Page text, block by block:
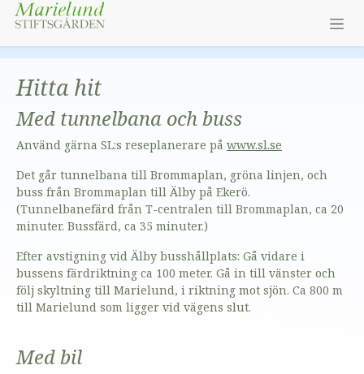
Hoppa till innehåll
Hitta hit
Med tunnelbana och buss
Använd gärna SL:s reseplanerare på www.sl.se
Det går tunnelbana till Brommaplan, gröna linjen, och
buss från Brommaplan till Älby på Ekerö.
(Tunnelbanefärd från T-centralen till Brommaplan, ca 20
minuter. Bussfärd, ca 35 minuter.)
Efter avstigning vid Älby busshållplats: Gå vidare i
bussens färdriktning ca 100 meter. Gå in till vänster och
följ skyltning till Marielund, i riktning mot sjön. Ca 800 m
till Marielund som ligger vid vägens slut.
Med bil